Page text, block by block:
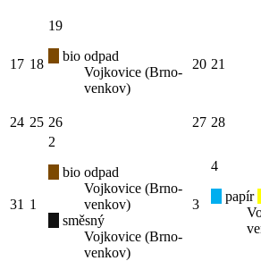
17 18
19
bio odpad
Vojkovice (Brno-
venkov)
20 21
24 25 26 27 28
31 1
2
bio odpad
Vojkovice (Brno-
venkov)
směsný
Vojkovice (Brno-
venkov)
3
4
papír